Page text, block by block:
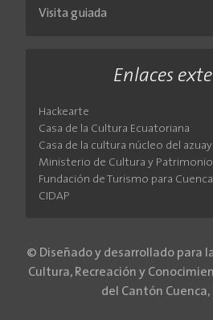
Visita guiada
Enlaces
Hackearte
Casa de la Cultura Ecuatoriana
Casa de la cultura núcleo del azuay
Ministerio de Cultura y Patrimonio
Fundación de Turismo para Cuenca
CIDAP
© Diseñado y desarrollado para
Cultura, Recreación y
del Cantón Cuenca,